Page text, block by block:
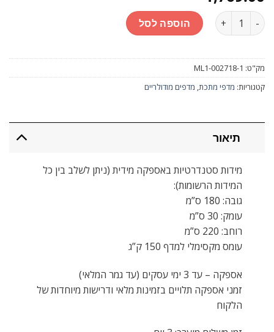
כמות הוספה לסל
מק"ט: ML1-002718-1
קטגוריות: מדפי מתכת, מדפים מודולריים
תיאור
מידות סטנדרטיות באספקה מידית (ניתן לשלב בין כל
המידות הרשומות):
גובה: 180 ס”מ
עומק: 30 ס”מ
רוחב: 220 ס”מ
עומס מקסימלי למדף 150 ק”ג
אספקה – עד 3 ימי עסקים (עד גמר המלאי)
זמני אספקה תלויים בזמינות מלאי ודרישות מיוחדות של
הלקוח